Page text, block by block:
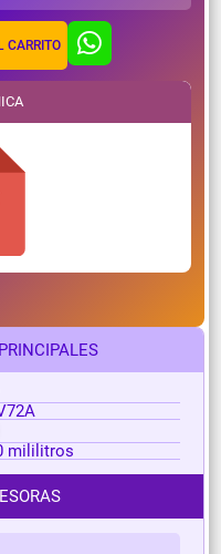
mililitros
CARRITO